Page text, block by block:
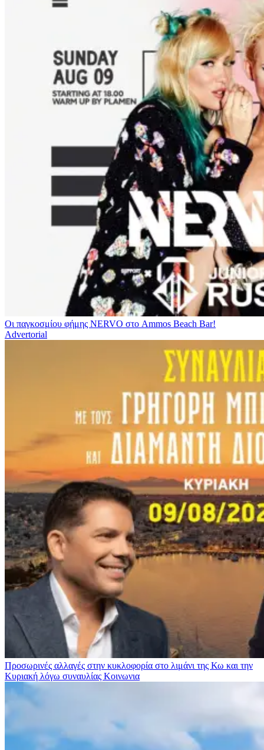
Οι παγκοσμίου φήμης NERVO στο Ammos Beach Bar!
Advertorial
Προσωρινές αλλαγές στην κυκλοφορία στο λιμάνι της Κω και την
Κυριακή λόγω συναυλίας Κοινωνια